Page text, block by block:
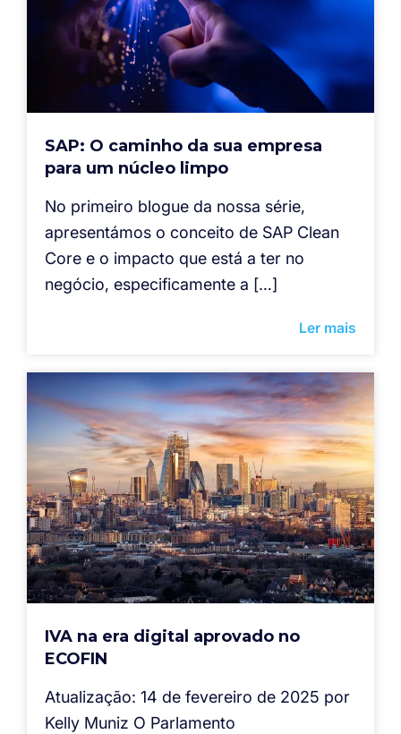
SAP: O caminho da sua empresa
para um núcleo limpo
No primeiro blogue da nossa série,
apresentámos o conceito de SAP Clean
Core e o impacto que está a ter no
negócio, especificamente a […]
Ler mais
IVA na era digital aprovado no
ECOFIN
Atualização: 14 de fevereiro de 2025 por
Kelly Muniz O Parlamento